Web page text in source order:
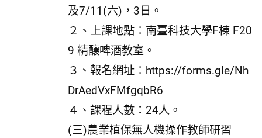
及7/11(六)，3日。
２、上課地點：南臺科技大學F棟 F20
9 精釀啤酒教室。
３、報名網址：https://forms.gle/Nh
DrAedVxFMfgqbR6
４、課程人數：24人。
(三)農業植保無人機操作教師研習